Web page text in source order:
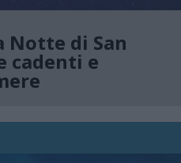
Notte di San
cadenti e